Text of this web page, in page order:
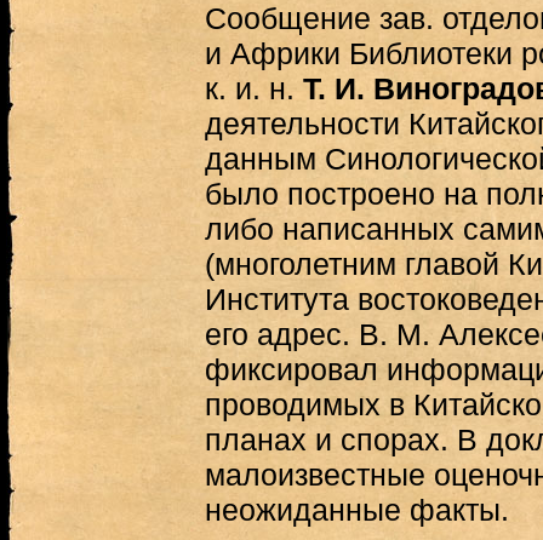
Сообщение зав.
и Африки Библиотеки
к. и. н.Т. И.
деятельности
данным
было построено на
либо написанных
(многолетним главой
Института
его адрес. В. М.
фиксировал
проводимых в
планах и спорах. В
малоизвестные
неожиданные факты.